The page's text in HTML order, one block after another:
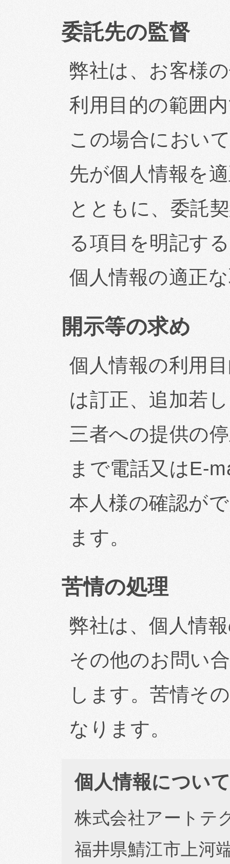
委託先の監督
弊社は、お客様
利用目的の範囲
この場合におい
先が個人情報を
とともに、委託
る項目を明記す
個人情報の適正
開示等の求め
個人情報の利用
は訂正、追加若
三者への提供の
まで電話又はE-
本人様の確認が
ます。
苦情の処理
弊社は、個人情
その他のお問い
します。苦情そ
なります。
個人情報につい
株式会社アート
福井県鯖江市上河